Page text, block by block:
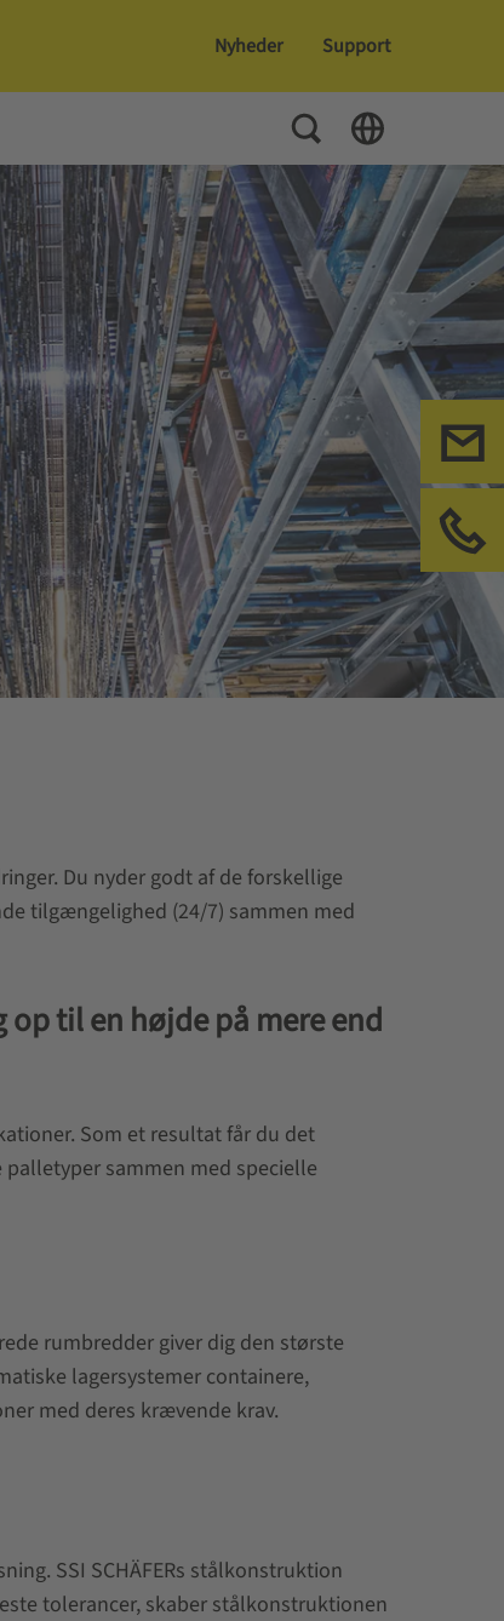
Nyheder Support
Toggle Search
Toggle
Du nyder godt af de forskellige
tilgængelighed (24/7) sammen med
til en højde på mere end
Som et resultat får du det
sammen med specielle
rumbredder giver dig den største
lagersystemer containere,
med deres krævende krav.
SSI SCHÄFERs stålkonstruktion
tolerancer, skaber stålkonstruktionen